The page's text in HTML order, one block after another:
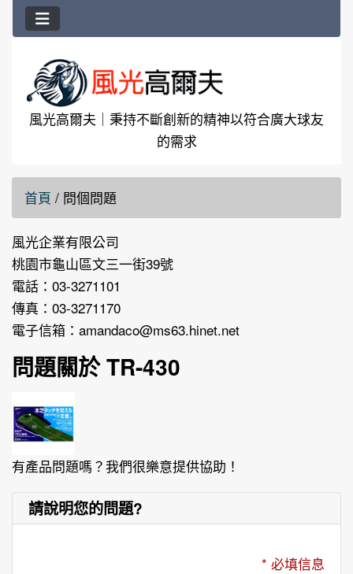
風光高爾夫｜秉持不斷創新的精神以符合廣大球友
的需求
首頁 / 問個問題
風光企業有限公司
桃園市龜山區文三一街39號
電話：03-3271101
傳真：03-3271170
電子信箱： amandaco@ms63.hinet.net
問題關於 TR-430
有產品問題嗎？我們很樂意提供協助！
請說明您的問題?
* 必填信息